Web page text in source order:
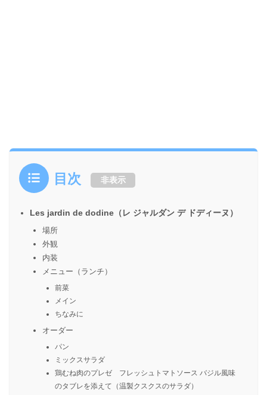
目次 非表示
Les jardin de dodine（レ ジャルダン デ ドディーヌ）
場所
外観
内装
メニュー（ランチ）
前菜
メイン
ちなみに
オーダー
パン
ミックスサラダ
鶏むね肉のプレゼ フレッシュトマトソース バジル風味
のタブレを添えて（温製クスクスのサラダ）